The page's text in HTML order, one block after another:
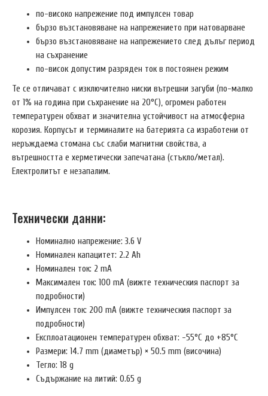
по-високо напрежение под импулсен товар
бързо възстановяване на напрежението при натоварване
бързо възстановяване на напрежението след дълъг период
на съхранение
по-висок допустим разряден ток в постоянен режим
Те се отличават с изключително ниски вътрешни загуби (по-малко
от 1% на година при съхранение на 20°C), огромен работен
температурен обхват и значителна устойчивост на атмосферна
корозия. Корпусът и терминалите на батерията са изработени от
неръждаема стомана със слаби магнитни свойства, а
вътрешността е херметически запечатана (стъкло/метал).
Електролитът е незапалим.
Технически данни:
Номинално напрежение: 3.6 V
Номинален капацитет: 2.2 Ah
Номинален ток: 2 mA
Максимален ток: 100 mA (вижте техническия паспорт за
подробности)
Импулсен ток: 200 mA (вижте техническия паспорт за
подробности)
Експлоатационен температурен обхват: -55°C до +85°C
Размери: 14.7 mm (диаметър) × 50.5 mm (височина)
Тегло: 18 g
Съдържание на литий: 0.65 g